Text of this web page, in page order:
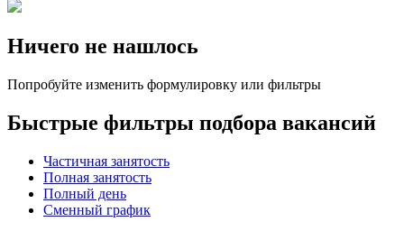
Ничего не нашлось
Попробуйте изменить формулировку или фильтры
Быстрые фильтры подбора вакансий
Частичная занятость
Полная занятость
Полный день
Сменный график